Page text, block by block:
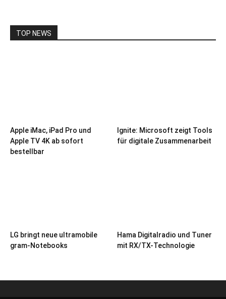
TOP NEWS
Apple iMac, iPad Pro und
Apple TV 4K ab sofort
bestellbar
Ignite: Microsoft zeigt Tools
für digitale Zusammenarbeit
LG bringt neue ultramobile
gram-Notebooks
Hama Digitalradio und Tuner
mit RX/TX-Technologie